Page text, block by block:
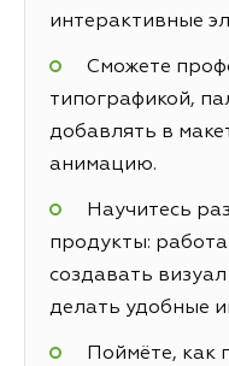
интерактивные
Сможете
типографикой,
добавлять в
анимацию.
Научитесь
продукты:
создавать
делать удобные
Поймёте, как